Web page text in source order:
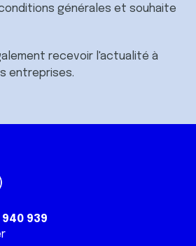
générales et souhaite
recevoir l'actualité à
entreprises.
940 939